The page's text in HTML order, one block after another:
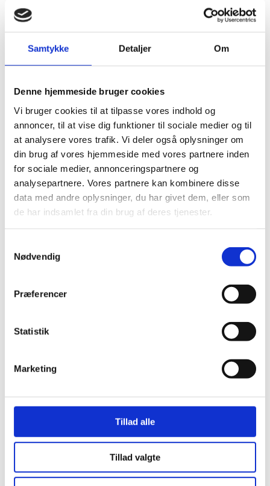
Samtykke Detaljer Om
Denne hjemmeside bruger cookies
Vi bruger cookies til at tilpasse vores indhold og
annoncer, til at vise dig funktioner til sociale medier og til
at analysere vores trafik. Vi deler også oplysninger om
din brug af vores hjemmeside med vores partnere inden
for sociale medier, annonceringspartnere og
analysepartnere. Vores partnere kan kombinere disse
data med andre oplysninger, du har givet dem, eller som
de har indsamlet fra din brug af deres tjenester.
Nødvendig
Præferencer
Statistik
Marketing
Tillad alle
Tillad valgte
Sort glas afløb
Haven
Udendørs brusere
Bål og grill
Solcelleanlæg
Luksus have Pavilloner
Tilbehør til luksus pavilloner
Havepavilloner
Art Deco Have pavilloner
Markiser
Hængekøjer
Parasoller
Sport
Trampoliner
Hoppeborge
Legehuse
Gokart og el-biler
Havemøbler